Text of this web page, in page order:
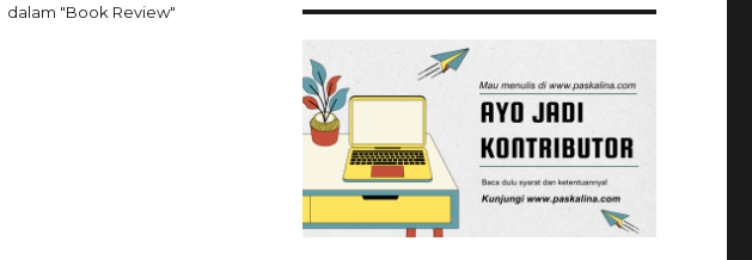
dalam "Book Review"